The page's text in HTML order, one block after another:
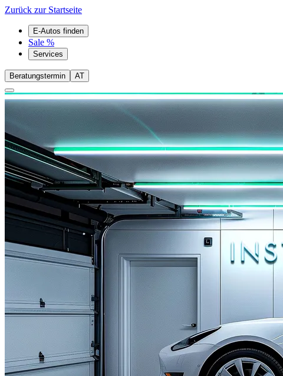
Zurück zur Startseite
E-Autos finden
Sale %
Services
Beratungstermin AT